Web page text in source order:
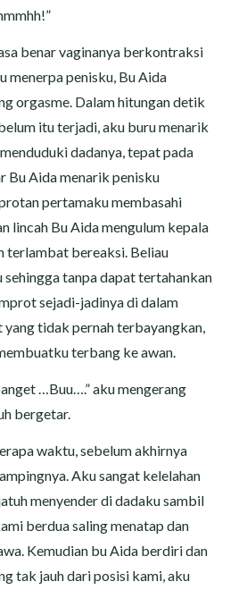
benar vaginanya berkontraksi
menerpa penisku, Bu Aida
orgasme. Dalam hitungan detik
itu terjadi, aku buru menarik
dadanya, tepat pada
Bu Aida menarik penisku
pertamaku membasahi
lincah Bu Aida mengulum kepala
terlambat bereaksi. Beliau
tanpa dapat tertahankan
sejadi-jadinya di dalam
yang tidak pernah terbayangkan,
terbang ke awan.
…Buu….” aku mengerang
bergetar.
waktu, sebelum akhirnya
Aku sangat kelelahan
menyender di dadaku sambil
berdua saling menatap dan
Kemudian bu Aida berdiri dan
tak jauh dari posisi kami, aku